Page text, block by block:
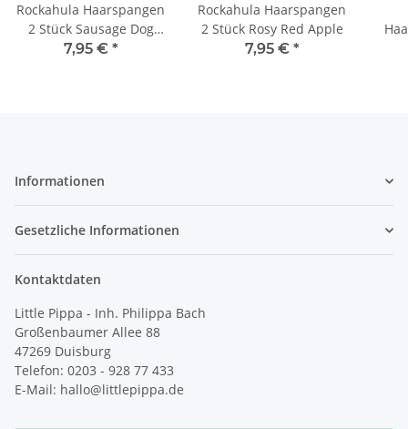
Rockahula Haarspangen
2 Stück Sausage Dog
Clip
7,95 € *
Rockahula Haarspangen
2 Stück Rosy Red Apple
7,95 € *
Informationen
Gesetzliche Informationen
Kontaktdaten
Little Pippa - Inh. Philippa Bach
Großenbaumer Allee 88
47269 Duisburg
Telefon: 0203 - 928 77 433
E-Mail: hallo@littlepippa.de